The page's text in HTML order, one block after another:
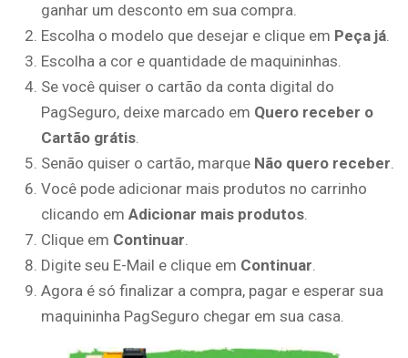
ganhar um desconto em sua compra.
Escolha o modelo que desejar e clique em Peça já.
Escolha a cor e quantidade de maquininhas.
Se você quiser o cartão da conta digital do
PagSeguro, deixe marcado em Quero receber o
Cartão grátis.
Senão quiser o cartão, marque Não quero receber.
Você pode adicionar mais produtos no carrinho
clicando em Adicionar mais produtos.
Clique em Continuar.
Digite seu E-Mail e clique em Continuar.
Agora é só finalizar a compra, pagar e esperar sua
maquininha PagSeguro chegar em sua casa.